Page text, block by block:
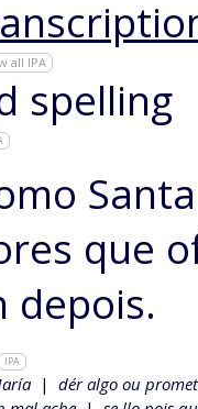
all IPA
spelling
que
depois.
IPA
| dér algo ou